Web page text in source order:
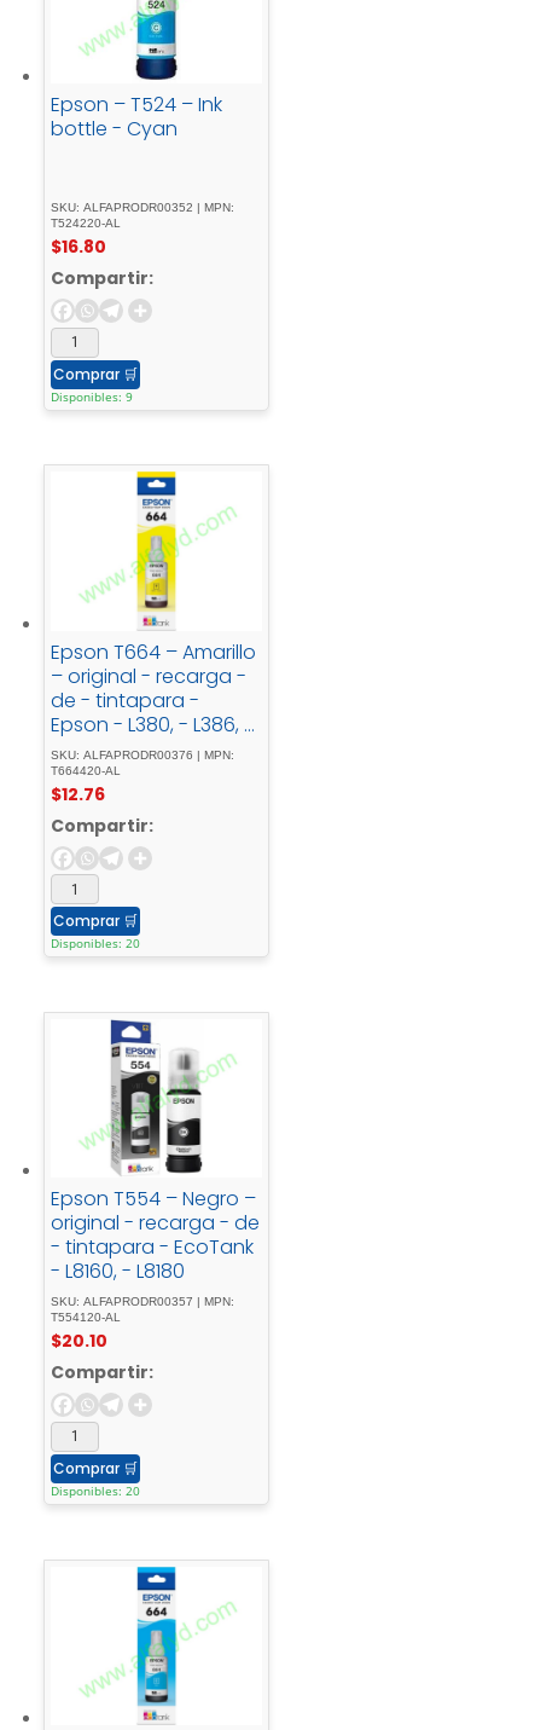
Epson – T524 – Ink
bottle - Cyan
SKU: ALFAPRODR00352 | MPN:
T524220-AL
$16.80
Compartir:
Comprar 🛒
Disponibles: 9
Epson T664 – Amarillo
– original - recarga -
de - tintapara -
Epson - L380, - L386, -
L395, - L495; -
EcoTank - ET-2600, -
2650, - L1455, - L396, -
L606, - L656
SKU: ALFAPRODR00376 | MPN:
T664420-AL
$12.76
Compartir:
Comprar 🛒
Disponibles: 20
Epson T554 – Negro –
original - recarga - de
- tintapara - EcoTank
- L8160, - L8180
SKU: ALFAPRODR00357 | MPN:
T554120-AL
$20.10
Compartir:
Comprar 🛒
Disponibles: 20